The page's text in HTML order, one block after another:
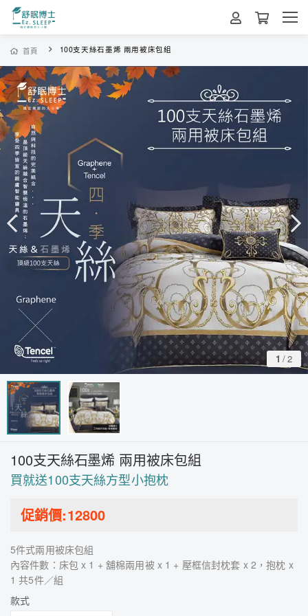
首頁 100支天絲石墨烯 兩用被床包組
1 /2
100支天絲石墨烯 兩用被床包組
買就送100支天絲方型小抱枕
促銷價:12800
5件式兩用被床包組
內容件數：床包 x 1 + 舖棉兩用被 x 1 + 壓框信封枕套 x 2，抱枕 x
1 共5件／組
款式